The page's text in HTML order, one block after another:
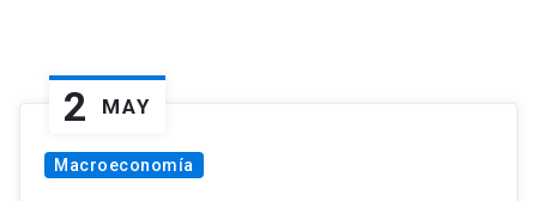
2 MAY
Macroeconomía